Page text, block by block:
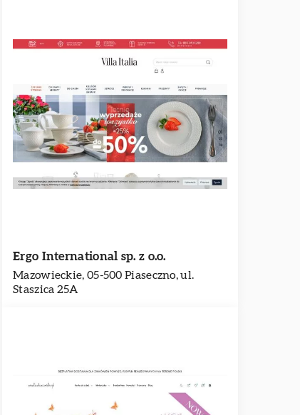
Ergo International sp. z o.o.
Mazowieckie, 05-500 Piaseczno, ul.
Staszica 25A